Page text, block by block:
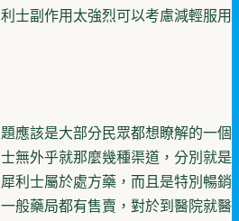
士副作用太強烈可以考慮減輕服用
應該是大部分民眾都想瞭解的一個
無外乎就那麼幾種渠道，分別就是
利士屬於處方藥，而且是特別暢銷
般藥局都有售賣，對於到醫院就醫